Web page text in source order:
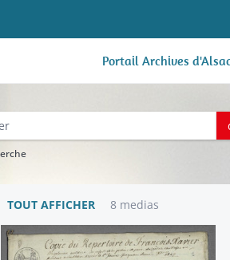
Portail Archives
TOUT AFFICHER 8 medias